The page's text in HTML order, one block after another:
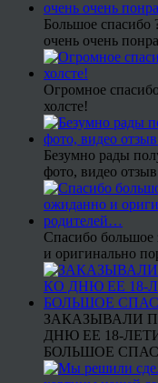
Большое спасибо
очень очень
Огромное
холсте!
Безумно рады
фото, видео
Спасибо большое
и оригинально
ЗАКАЗЫВАЛИ
ДНЮ ЕЕ 18-
БОЛЬШОЕ